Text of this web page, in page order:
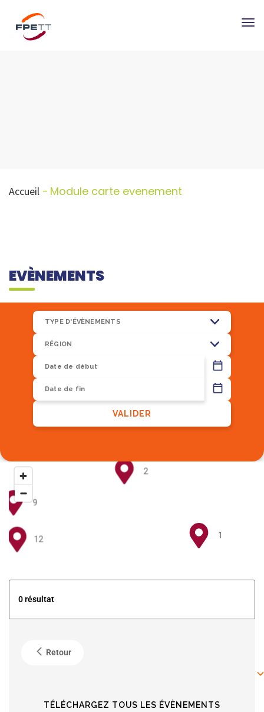
Accueil Module carte evenement
EVÈNEMENTS
TYPE D'ÉVÈNEMENTS
RÉGION
VALIDER
2
1
13
12
9
0 résultat
Retour
TÉLÉCHARGEZ TOUS LES ÉVÈNEMENTS